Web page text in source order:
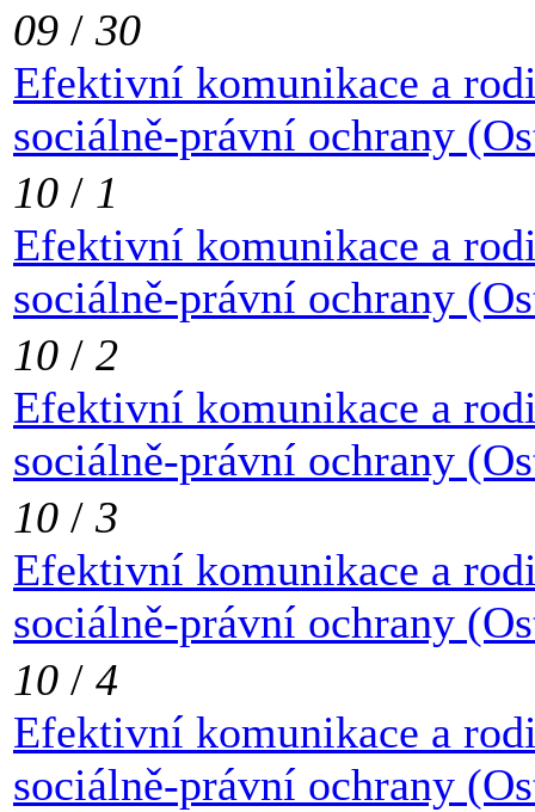
09 / 30
Efektivní komunikace a
sociálně-právní ochrany
10 / 1
Efektivní komunikace a
sociálně-právní ochrany
10 / 2
Efektivní komunikace a
sociálně-právní ochrany
10 / 3
Efektivní komunikace a
sociálně-právní ochrany
10 / 4
Efektivní komunikace a
sociálně-právní ochrany